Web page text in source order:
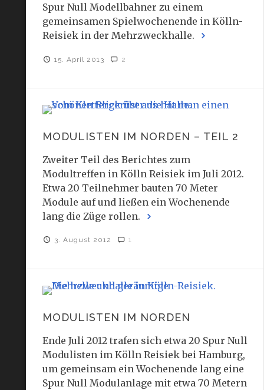
Spur Null Modellbahner zu einem
gemeinsamen Spielwochenende in Kölln-
Reisiek in der Mehrzweckhalle.
15. April 2013 2
MODULISTEN IM NORDEN – TEIL 2
Zweiter Teil des Berichtes zum
Modultreffen in Kölln Reisiek im Juli 2012.
Etwa 20 Teilnehmer bauten 70 Meter
Module auf und ließen ein Wochenende
lang die Züge rollen.
3. August 2012 1
MODULISTEN IM NORDEN
Ende Juli 2012 trafen sich etwa 20 Spur Null
Modulisten im Kölln Reisiek bei Hamburg,
um gemeinsam ein Wochenende lang eine
Spur Null Modulanlage mit etwa 70 Metern